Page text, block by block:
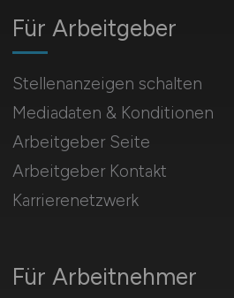
Für Arbeitnehmer
Für Arbeitgeber
Stellenanzeigen schalten
Mediadaten & Konditionen
Arbeitgeber Seite
Arbeitgeber Kontakt
Karrierenetzwerk